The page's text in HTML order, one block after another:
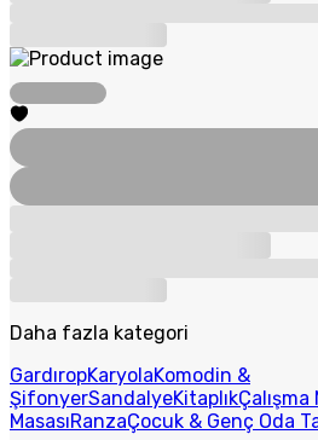
Daha fazla kategori
GardıropKaryolaKomodin &
ŞifonyerSandalyeKitaplıkÇalışma
MasasıRanzaÇocuk & Genç Oda